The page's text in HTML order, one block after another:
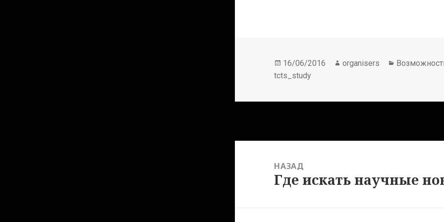
Опубликовано
16/06/2016 Автор
organisers Рубрики
tcts_study
НАЗАД
Предыдущая
запись:
Где искать научные